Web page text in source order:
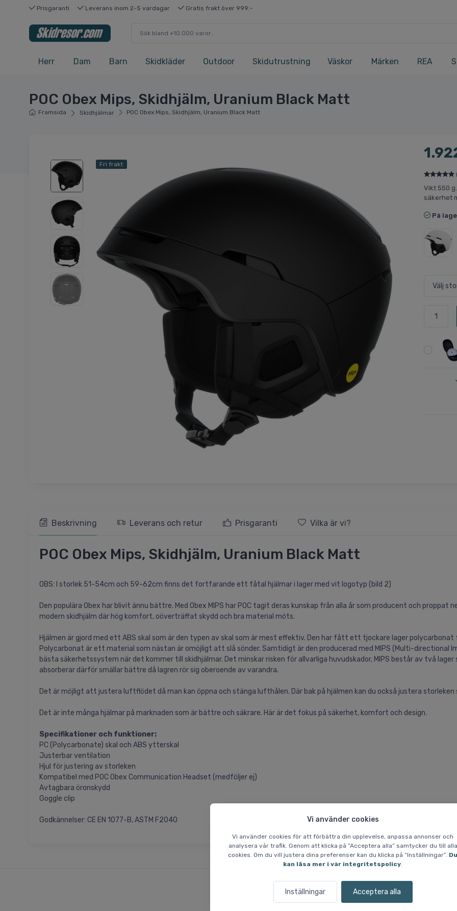
Vi använder cookies
Vi använder cookies för att förbättra din upplevelse, anpassa annonser och
analysera vår trafik. Genom att klicka på ”Acceptera alla” samtycker du till alla
cookies. Om du vill justera dina preferenser kan du klicka på ”Inställningar”. Du
kan läsa mer i vår integritetspolicy.
Inställningar Acceptera alla
Prisgaranti Leverans inom 2-5 vardagar Gratis frakt över 999:-
Herr Dam Barn Skidkläder Outdoor Skidutrustning Väskor Märken REA
POC Obex Mips, Skidhjälm, Uranium Black Matt
Framsida Skidhjälmar POC Obex Mips, Skidhjälm, Uranium Black Matt
Fri frakt
Vikt 550
säkerhet
På
Beskrivning Leverans och retur Prisgaranti Vilka är vi?
POC Obex Mips, Skidhjälm, Uranium Black Matt
OBS: I storlek 51-54cm och 59-62cm finns det fortfarande ett fåtal hjälmar i lager med vit logotyp (bild 2)
Den populära Obex har blivit ännu bättre. Med Obex MIPS har POC tagit deras kunskap från alla år som producent och
modern skidhjälm där hög komfort, oöverträffat skydd och bra material möts.
Hjälmen är gjord med ett ABS skal som är den typen av skal som är mest effektiv. Den har fått ett tjockare lager polycarbonat
Polycarbonat är ett material som nästan är omöjligt att slå sönder. Samtidigt är den producerad med MIPS (Multi-directional
bästa säkerhetssystem när det kommer till skidhjälmar. Det minskar risken för allvarliga huvudskador, MIPS består av två lager
absorberar därför smällar bättre då lagren rör sig oberoende av varandra.
Det är möjligt att justera luftflödet då man kan öppna och stänga lufthålen. Där bak på hjälmen kan du också justera
Det är inte många hjälmar på marknaden som är bättre och säkrare. Här är det fokus på säkerhet, komfort och design.
Specifikationer och funktioner:
PC (Polycarbonate) skal och ABS ytterskal
Justerbar ventilation
Hjul för justering av storleken
Kompatibel med POC Obex Communication Headset (medföljer ej)
Avtagbara öronskydd
Goggle clip
Godkännelser: CE EN 1077-B, ASTM F2040
Liknande varor